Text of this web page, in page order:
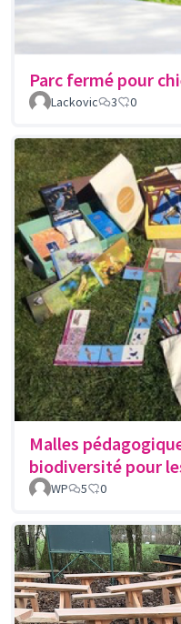
Parc fermé pour
Lackovic 3 0
Malles
biodiversité pour
WP 5 0